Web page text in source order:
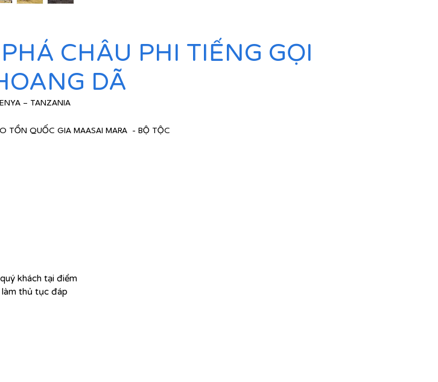
CHÂU PHI TIẾNG GỌI
DÃ
– TANZANIA
TỒN QUỐC GIA MAASAI MARA - BỘ TỘC
Mara nổi tiếng trên thế giới, tới Vườn
diễn ra cuộc đại di cư của hàng triệu
khách tại điểm
làm thủ tục đáp